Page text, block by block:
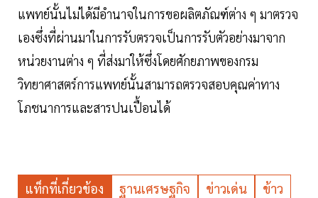
แพทย์นั้นไม่ได้มีอำนาจในการขอผลิตภัณฑ์ต่าง ๆ มาตรวจ
เองซึ่งที่ผ่านมาในการรับตรวจเป็นการรับตัวอย่างมาจาก
หน่วยงานต่าง ๆ ที่ส่งมาให้ซึ่งโดยศักยภาพของกรม
วิทยาศาสตร์การแพทย์นั้นสามารถตรวจสอบคุณค่าทาง
โภชนาการและสารปนเปื้อนได้
แท็กที่เกี่ยวข้อง ฐานเศรษฐกิจ ข่าวเด่น
ข้าว